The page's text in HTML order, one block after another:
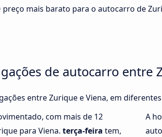
preço mais barato para o autocarro de
de autocarro entre
entre Zurique e Viena, em
com mais de 12
para Viena. terça-feira tem,
A